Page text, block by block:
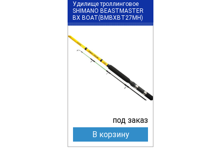
Удилище троллинговое
SHIMANO BEASTMASTER
BX BOAT(BMBXBT27MH)
под заказ
В корзину